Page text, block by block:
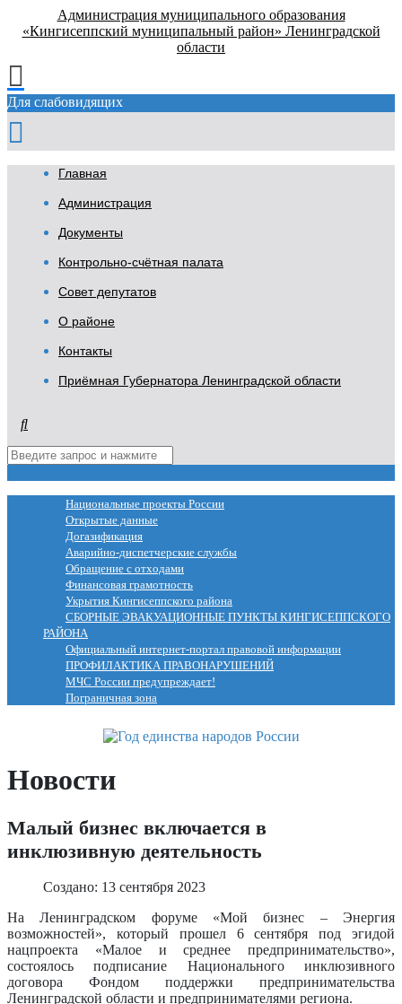
Администрация муниципального образования
«Кингисеппский муниципальный район» Ленинградской
области
Для слабовидящих
Главная
Администрация
Документы
Контрольно-счётная палата
Совет депутатов
О районе
Контакты
Приёмная Губернатора Ленинградской области
Национальные проекты России
Открытые данные
Догазификация
Аварийно-диспетчерские службы
Обращение с отходами
Финансовая грамотность
Укрытия Кингисеппского района
СБОРНЫЕ ЭВАКУАЦИОННЫЕ ПУНКТЫ КИНГИСЕППСКОГО
РАЙОНА
Официальный интернет-портал правовой информации
ПРОФИЛАКТИКА ПРАВОНАРУШЕНИЙ
МЧС России предупреждает!
Пограничная зона
Новости
Малый бизнес включается в
инклюзивную деятельность
Создано: 13 сентября 2023
На Ленинградском форуме «Мой бизнес – Энергия
возможностей», который прошел 6 сентября под эгидой
нацпроекта «Малое и среднее предпринимательство»,
состоялось подписание Национального инклюзивного
договора Фондом поддержки предпринимательства
Ленинградской области и предпринимателями региона.